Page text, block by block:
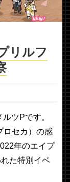
リルフ
ツPです。
ロセカ）の感
年のエイプ
た特別イベ